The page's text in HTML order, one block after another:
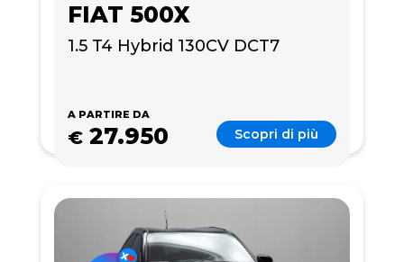
FIAT 500X
1.5 T4 Hybrid 130CV DCT7
A PARTIRE DA
€ 27.950 Scopri di più